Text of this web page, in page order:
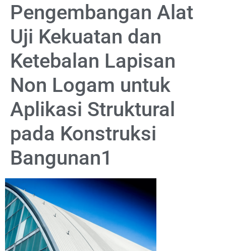
Pengembangan Alat
Uji Kekuatan dan
Ketebalan Lapisan
Non Logam untuk
Aplikasi Struktural
pada Konstruksi
Bangunan1